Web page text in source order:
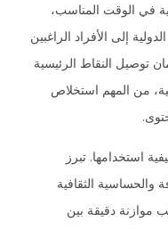
في الوقت المناسب،
إلى الأفراد الراغبين
توصيل النقاط الرئيسية
من المهم استخلاص
استخدامها. تبرز
والحساسية الثقافية
موازنة دقيقة بين